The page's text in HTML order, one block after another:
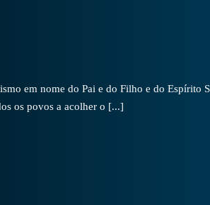
em nome do Pai e do Filho e do Espírito
os povos a acolher o [...]